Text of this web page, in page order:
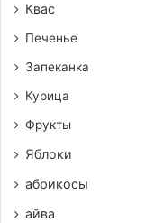
Квас
Печенье
Запеканка
Курица
Фрукты
Яблоки
абрикосы
айва